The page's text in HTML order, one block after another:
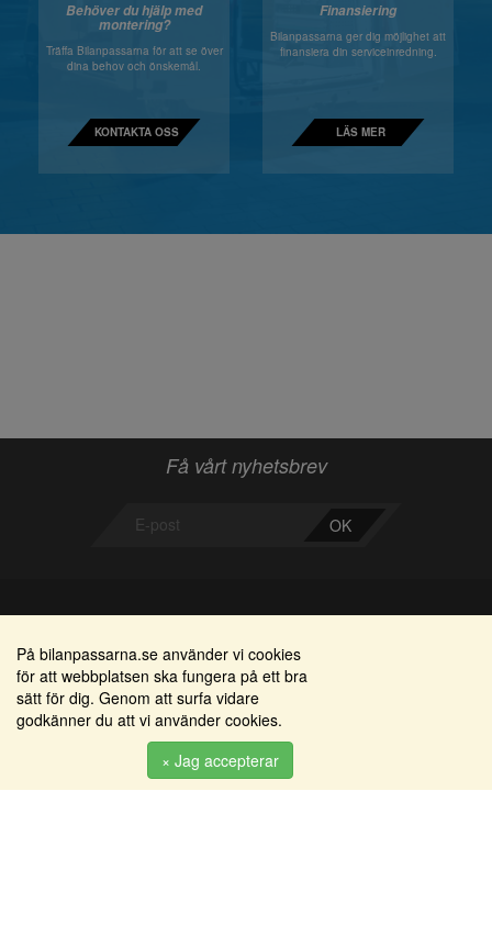
Behöver du hjälp med
montering?
Träffa Bilanpassarna för att se över
dina behov och önskemål.
KONTAKTA OSS
Finansiering
Bilanpassarna ger dig möjlighet att
finansiera din serviceinredning.
LÄS MER
Få vårt nyhetsbrev
OK
Bilanpassarna
Smedjegatan 22
352 46 Växjö
info@bilanpassarna.se
Områden
Alkomätare / alkolås
Elprodukter
Serviceinredningar
Tillbehörs artiklar
På bilanpassarna.se använder vi cookies
för att webbplatsen ska fungera på ett bra
sätt för dig. Genom att surfa vidare
godkänner du att vi använder cookies.
× Jag accepterar